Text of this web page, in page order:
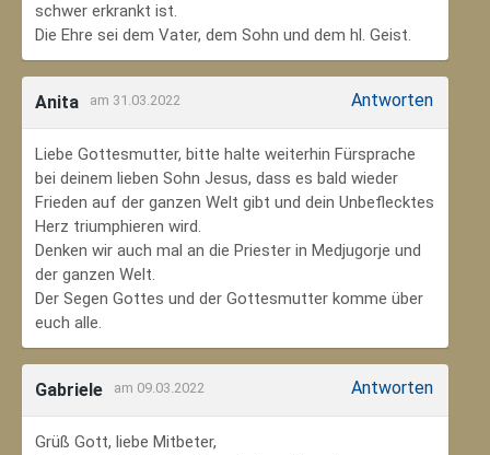
schwer erkrankt ist.
Die Ehre sei dem Vater, dem Sohn und dem hl. Geist.
Anita am 31.03.2022 Antworten
Liebe Gottesmutter, bitte halte weiterhin Fürsprache
bei deinem lieben Sohn Jesus, dass es bald wieder
Frieden auf der ganzen Welt gibt und dein Unbeflecktes
Herz triumphieren wird.
Denken wir auch mal an die Priester in Medjugorje und
der ganzen Welt.
Der Segen Gottes und der Gottesmutter komme über
euch alle.
Gabriele am 09.03.2022 Antworten
Grüß Gott, liebe Mitbeter,